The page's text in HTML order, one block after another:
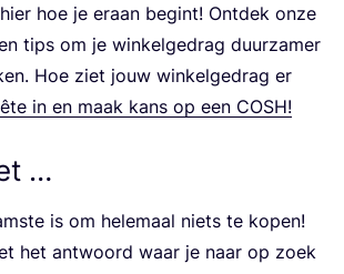
hoe je eraan begint! Ont­dek onze
tips om je win­kel­ge­drag duur­za­mer
Hoe ziet jouw win­kel­ge­drag er
in en maak kans op een COSH!
…
is om hele­maal niets te kopen!
het ant­woord waar je naar op zoek